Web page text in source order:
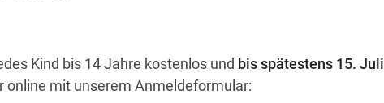
Kind bis 14 Jahre kostenlos und bis spätestens 15. Juli
online mit unserem Anmeldeformular: